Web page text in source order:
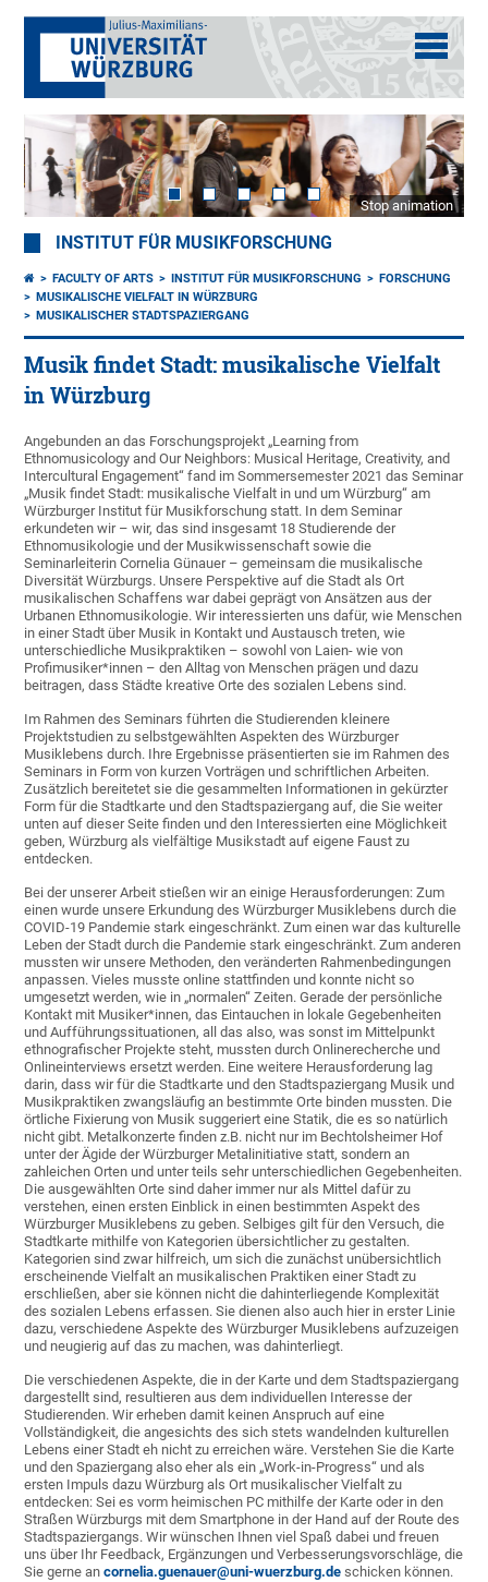
Stop animation
INSTITUT FÜR MUSIKFORSCHUNG
FACULTY OF ARTS INSTITUT FÜR MUSIKFORSCHUNG
FORSCHUNG
MUSIKALISCHE VIELFALT IN WÜRZBURG
MUSIKALISCHER STADTSPAZIERGANG
Musik findet Stadt: musikalische Vielfalt
in Würzburg
Angebunden an das Forschungsprojekt „Learning from
Ethnomusicology and Our Neighbors: Musical Heritage, Creativity, and
Intercultural Engagement“ fand im Sommersemester 2021 das Seminar
„Musik findet Stadt: musikalische Vielfalt in und um Würzburg“ am
Würzburger Institut für Musikforschung statt. In dem Seminar
erkundeten wir – wir, das sind insgesamt 18 Studierende der
Ethnomusikologie und der Musikwissenschaft sowie die
Seminarleiterin Cornelia Günauer – gemeinsam die musikalische
Diversität Würzburgs. Unsere Perspektive auf die Stadt als Ort
musikalischen Schaffens war dabei geprägt von Ansätzen aus der
Urbanen Ethnomusikologie. Wir interessierten uns dafür, wie Menschen
in einer Stadt über Musik in Kontakt und Austausch treten, wie
unterschiedliche Musikpraktiken – sowohl von Laien- wie von
Profimusiker*innen – den Alltag von Menschen prägen und dazu
beitragen, dass Städte kreative Orte des sozialen Lebens sind.
Im Rahmen des Seminars führten die Studierenden kleinere
Projektstudien zu selbstgewählten Aspekten des Würzburger
Musiklebens durch. Ihre Ergebnisse präsentierten sie im Rahmen des
Seminars in Form von kurzen Vorträgen und schriftlichen Arbeiten.
Zusätzlich bereitetet sie die gesammelten Informationen in gekürzter
Form für die Stadtkarte und den Stadtspaziergang auf, die Sie weiter
unten auf dieser Seite finden und den Interessierten eine Möglichkeit
geben, Würzburg als vielfältige Musikstadt auf eigene Faust zu
entdecken.
Bei der unserer Arbeit stießen wir an einige Herausforderungen: Zum
einen wurde unsere Erkundung des Würzburger Musiklebens durch die
COVID-19 Pandemie stark eingeschränkt. Zum einen war das kulturelle
Leben der Stadt durch die Pandemie stark eingeschränkt. Zum anderen
mussten wir unsere Methoden, den veränderten Rahmenbedingungen
anpassen. Vieles musste online stattfinden und konnte nicht so
umgesetzt werden, wie in „normalen“ Zeiten. Gerade der persönliche
Kontakt mit Musiker*innen, das Eintauchen in lokale Gegebenheiten
und Aufführungssituationen, all das also, was sonst im Mittelpunkt
ethnografischer Projekte steht, mussten durch Onlinerecherche und
Onlineinterviews ersetzt werden. Eine weitere Herausforderung lag
darin, dass wir für die Stadtkarte und den Stadtspaziergang Musik und
Musikpraktiken zwangsläufig an bestimmte Orte binden mussten. Die
örtliche Fixierung von Musik suggeriert eine Statik, die es so natürlich
nicht gibt. Metalkonzerte finden z.B. nicht nur im Bechtolsheimer Hof
unter der Ägide der Würzburger Metalinitiative statt, sondern an
zahleichen Orten und unter teils sehr unterschiedlichen Gegebenheiten.
Die ausgewählten Orte sind daher immer nur als Mittel dafür zu
verstehen, einen ersten Einblick in einen bestimmten Aspekt des
Würzburger Musiklebens zu geben. Selbiges gilt für den Versuch, die
Stadtkarte mithilfe von Kategorien übersichtlicher zu gestalten.
Kategorien sind zwar hilfreich, um sich die zunächst unübersichtlich
erscheinende Vielfalt an musikalischen Praktiken einer Stadt zu
erschließen, aber sie können nicht die dahinterliegende Komplexität
des sozialen Lebens erfassen. Sie dienen also auch hier in erster Linie
dazu, verschiedene Aspekte des Würzburger Musiklebens aufzuzeigen
und neugierig auf das zu machen, was dahinterliegt.
Die verschiedenen Aspekte, die in der Karte und dem Stadtspaziergang
dargestellt sind, resultieren aus dem individuellen Interesse der
Studierenden. Wir erheben damit keinen Anspruch auf eine
Vollständigkeit, die angesichts des sich stets wandelnden kulturellen
Lebens einer Stadt eh nicht zu erreichen wäre. Verstehen Sie die Karte
und den Spaziergang also eher als ein „Work-in-Progress“ und als
ersten Impuls dazu Würzburg als Ort musikalischer Vielfalt zu
entdecken: Sei es vorm heimischen PC mithilfe der Karte oder in den
Straßen Würzburgs mit dem Smartphone in der Hand auf der Route des
Stadtspaziergangs. Wir wünschen Ihnen viel Spaß dabei und freuen
uns über Ihr Feedback, Ergänzungen und Verbesserungsvorschläge, die
Sie gerne ancornelia.guenauer@uni-wuerzburg.de schicken können.